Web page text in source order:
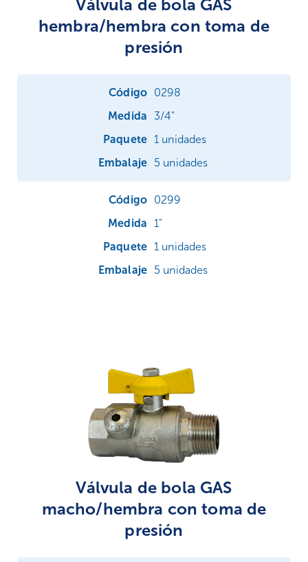
Válvula de bola GAS
hembra/hembra con toma de
presión
0298
3/4"
1 unidades
5 unidades
0299
1"
1 unidades
5 unidades
Válvula de bola GAS
macho/hembra con toma de
presión